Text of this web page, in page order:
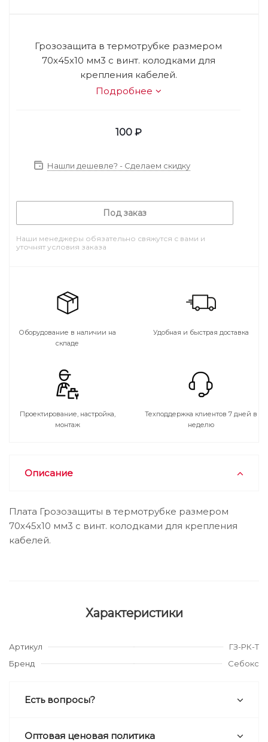
Грозозащита в термотрубке размером
70х45х10 мм3 с винт. колодками для
крепления кабелей.
Подробнее
100₽
Нашли дешевле? - Сделаем скидку
Под заказ
Наши менеджеры обязательно свяжутся с вами и
уточнят условия заказа
Оборудование в наличии на
складе
Удобная и быстрая доставка
Проектирование, настройка,
монтаж
Техподдержка клиентов 7 дней в
неделю
Описание
Плата Грозозащиты в термотрубке размером
70х45х10 мм3 с винт. колодками для крепления
кабелей.
Характеристики
Артикул
ГЗ-РК-Т
Бренд
Себокс
Есть вопросы?
Оптовая ценовая политика